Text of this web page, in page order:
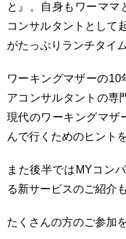
と』。自身もワーママ
コンサルタントとして
がたっぷりランチタイ
ワーキングマザーの10
アコンサルタントの専
現代のワーキングマザ
んで行くためのヒント
また後半ではMYコン
る新サービスのご紹介
たくさんの方のご参加